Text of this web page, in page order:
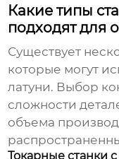
Какие типы
подходят для
Существует
которые могут
латуни. Выбор
сложности
объема
Токарные станки